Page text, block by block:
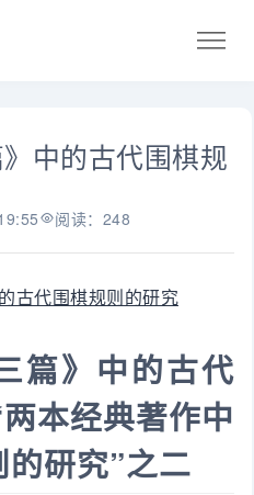
中的古代围棋规
阅读：248
古代围棋规则的研究
篇》中的古代
本经典著作中
研究”之二